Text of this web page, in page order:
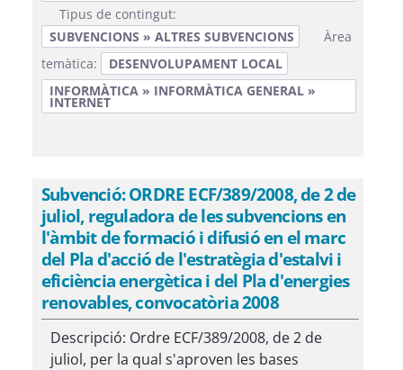
Tipus de contingut:
SUBVENCIONS » ALTRES SUBVENCIONS
Àrea
temàtica:
DESENVOLUPAMENT LOCAL
INFORMÀTICA » INFORMÀTICA GENERAL »
INTERNET
Subvenció: ORDRE ECF/389/2008, de 2 de
juliol, reguladora de les subvencions en
l'àmbit de formació i difusió en el marc
del Pla d'acció de l'estratègia d'estalvi i
eficiència energètica i del Pla d'energies
renovables, convocatòria 2008
Descripció: Ordre ECF/389/2008, de 2 de
juliol, per la qual s'aproven les bases